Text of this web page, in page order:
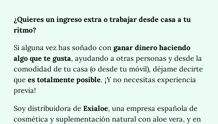
¿Quieres un ingreso extra o trabajar desde casa a tu
ritmo?
Si alguna vez has soñado con ganar dinero haciendo
algo que te gusta, ayudando a otras personas y desde la
comodidad de tu casa (o desde tu móvil), déjame decirte
que es totalmente posible. ¡Y no necesitas experiencia
previa!
Soy distribuidora de Exialoe, una empresa española de
cosmética y suplementación natural con aloe vera, y en